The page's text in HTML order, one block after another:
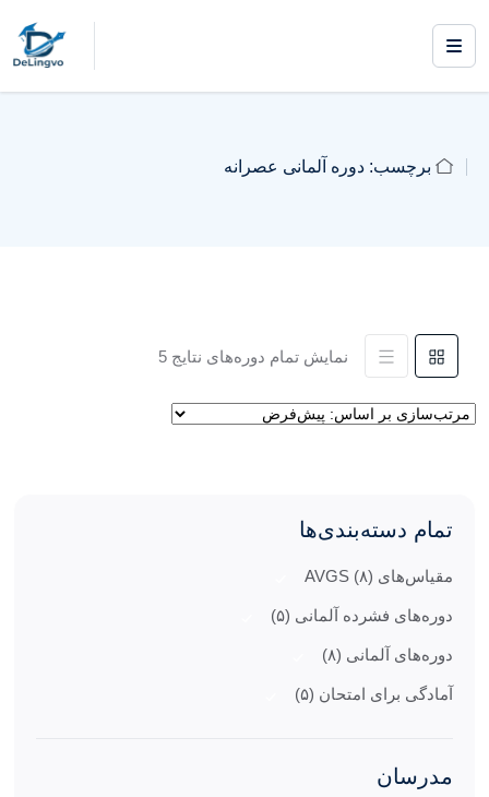
برچسب: دوره آلمانی عصرانه
نمایش تمام دوره‌های نتایج 5
تمام دسته‌بندی‌ها
مقیاس‌های AVGS (۸)
دوره‌های فشرده آلمانی (۵)
دوره‌های آلمانی (۸)
آمادگی برای امتحان (۵)
مدرسان